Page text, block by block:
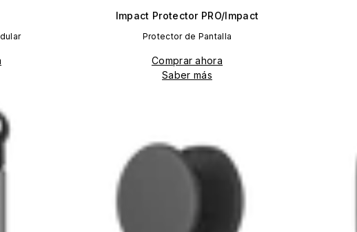
Impact Protector PRO/Impact
Protector de Pantalla
Comprar ahora
Saber más